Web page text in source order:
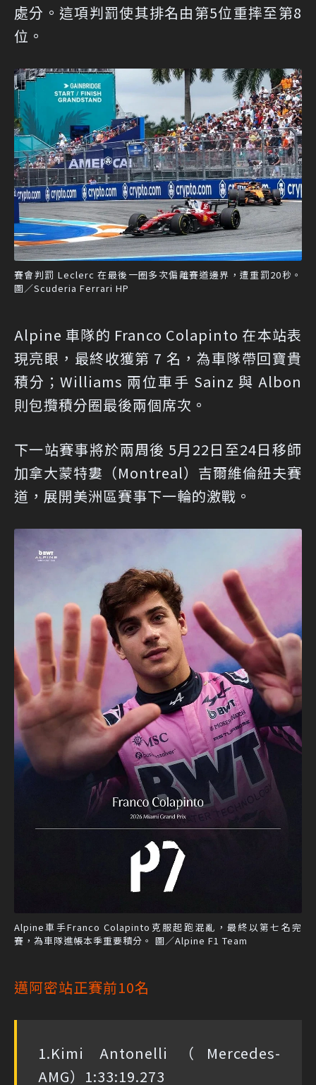
處分。這項判罰使其排名由第5位重摔至第8
位。
賽會判罰 Leclerc 在最後一圈多次偏離賽道邊界，遭重罰20秒。
圖／Scuderia Ferrari HP
Alpine 車隊的 Franco Colapinto 在本站表
現亮眼，最終收獲第 7 名，為車隊帶回寶貴
積分；Williams 兩位車手 Sainz 與 Albon
則包攬積分圈最後兩個席次。
下一站賽事將於兩周後 5月22日至24日移師
加拿大蒙特婁（Montreal）吉爾維倫紐夫賽
道，展開美洲區賽事下一輪的激戰。
Alpine車手Franco Colapinto克服起跑混亂，最終以第七名完
賽，為車隊進帳本季重要積分。 圖／Alpine F1 Team
邁阿密站正賽前10名
1.Kimi Antonelli（Mercedes-
AMG）1:33:19.273